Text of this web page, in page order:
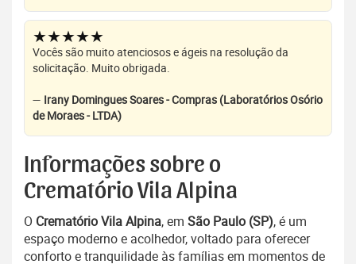
★★★★★
Vocês são muito atenciosos e ágeis na resolução da
solicitação. Muito obrigada.
— Irany Domingues Soares - Compras (Laboratórios Osório
de Moraes - LTDA)
Informações sobre o
Crematório Vila Alpina
O Crematório Vila Alpina, em São Paulo (SP), é um
espaço moderno e acolhedor, voltado para oferecer
conforto e tranquilidade às famílias em momentos de